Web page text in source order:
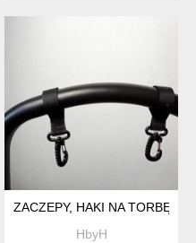
KARMIENIA
ZACZEPY, HAKI NA TORBĘ
HbyH